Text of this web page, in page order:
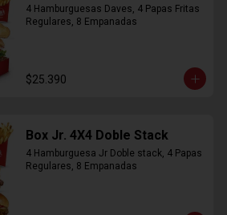
4 Hamburguesas Daves, 4 Papas Fritas
Regulares, 8 Empanadas
$25.390
Box Jr. 4X4 Doble Stack
4 Hamburguesa Jr Doble stack, 4 Papas
Regulares, 8 Empanadas